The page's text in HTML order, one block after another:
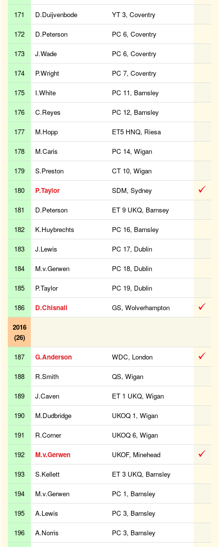
171 D.Duijvenbode YT 3, Coventry
172 D.Peterson PC 6, Coventry
173 J.Wade PC 6, Coventry
174 P.Wright PC 7, Coventry
175 I.White PC 11, Barnsley
176 C.Reyes PC 12, Barnsley
177 M.Hopp ET5 HNQ, Riesa
178 M.Caris PC 14, Wigan
179 S.Preston CT 10, Wigan
180 P.Taylor SDM, Sydney
181 D.Peterson ET 9 UKQ, Barnsey
182 K.Huybrechts PC 16, Barnsley
183 J.Lewis PC 17, Dublin
184 M.v.Gerwen PC 18, Dublin
185 P.Taylor PC 19, Dublin
186 D.Chisnall GS, Wolverhampton
2016
(26)
187 G.Anderson WDC, London
188 R.Smith QS, Wigan
189 J.Caven ET 1 UKQ, Wigan
190 M.Dudbridge UKOQ 1, Wigan
191 R.Corner UKOQ 6, Wigan
192 M.v.Gerwen UKOF, Minehead
193 S.Kellett ET 3 UKQ, Barnsley
194 M.v.Gerwen PC 1, Barnsley
195 A.Lewis PC 3, Barnsley
196 A.Norris PC 3, Barnsley